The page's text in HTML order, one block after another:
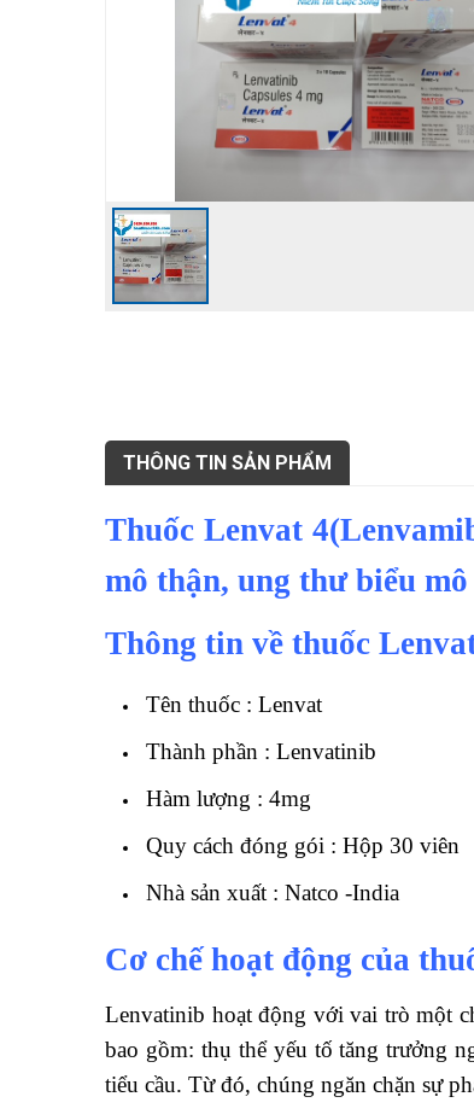
THÔNG TIN SẢN PHẨM
Thuốc Lenvat
mô thận, ung thư biểu
Thông tin về thuốc
Tên thuốc : Lenvat
Thành phần : Lenvatinib
Hàm lượng : 4mg
Quy cách đóng gói : Hộp 30 viên
Nhà sản xuất : Natco -India
Cơ chế hoạt động của
Lenvatinib hoạt động với vai trò một
bao gồm: thụ thể yếu tố tăng trưởng
tiểu cầu. Từ đó, chúng ngăn chặn sự